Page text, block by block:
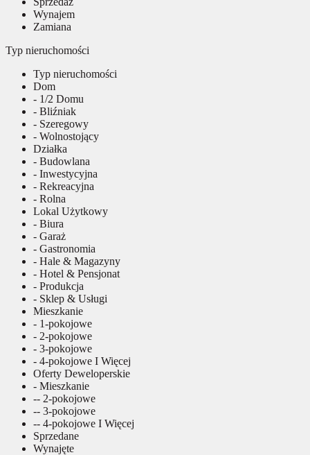
Wynajem
Zamiana
Typ nieruchomości
Typ nieruchomości
Dom
- 1/2 Domu
- Bliźniak
- Szeregowy
- Wolnostojący
Działka
- Budowlana
- Inwestycyjna
- Rekreacyjna
- Rolna
Lokal Użytkowy
- Biura
- Garaż
- Gastronomia
- Hale & Magazyny
- Hotel & Pensjonat
- Produkcja
- Sklep & Usługi
Mieszkanie
- 1-pokojowe
- 2-pokojowe
- 3-pokojowe
- 4-pokojowe I Więcej
Oferty Deweloperskie
- Mieszkanie
-- 2-pokojowe
-- 3-pokojowe
-- 4-pokojowe I Więcej
Sprzedane
Wynajęte